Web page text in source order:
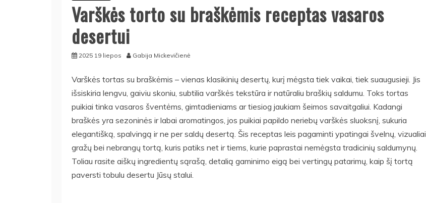
Varškės torto su braškėmis receptas vasaros
desertui
2025 19 liepos Gabija Mickevičienė
Varškės tortas su braškėmis – vienas klasikinių desertų, kurį mėgsta tiek vaikai, tiek suaugusieji. Jis
išsiskiria lengvu, gaiviu skoniu, subtilia varškės tekstūra ir natūraliu braškių saldumu. Toks tortas
puikiai tinka vasaros šventėms, gimtadieniams ar tiesiog jaukiam šeimos savaitgaliui. Kadangi
braškės yra sezoninės ir labai aromatingos, jos puikiai papildo neriebų varškės sluoksnį, sukuria
elegantišką, spalvingą ir ne per saldų desertą. Šis receptas leis pagaminti ypatingai švelnų, vizualiai
gražų bei nebrangų tortą, kuris patiks net ir tiems, kurie paprastai nemėgsta tradicinių saldumynų.
Toliau rasite aiškų ingredientų sąrašą, detalią gaminimo eigą bei vertingų patarimų, kaip šį tortą
paversti tobulu desertu Jūsų stalui.